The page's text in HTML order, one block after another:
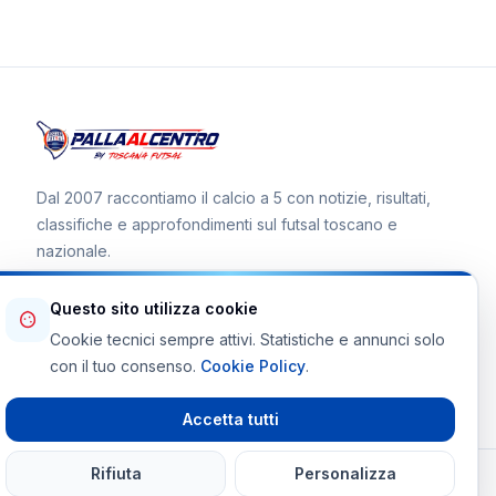
Dal 2007 raccontiamo il calcio a 5 con notizie, risultati,
classifiche e approfondimenti sul futsal toscano e
nazionale.
Canale WhatsApp
Telegram Toscana Futsal
© 2026 Palla al Centro · Tutti i diritti riservati
Questo sito utilizza cookie
Cookie tecnici sempre attivi. Statistiche e annunci solo
con il tuo consenso. Cookie Policy.
Accetta tutti
Rifiuta Personalizza